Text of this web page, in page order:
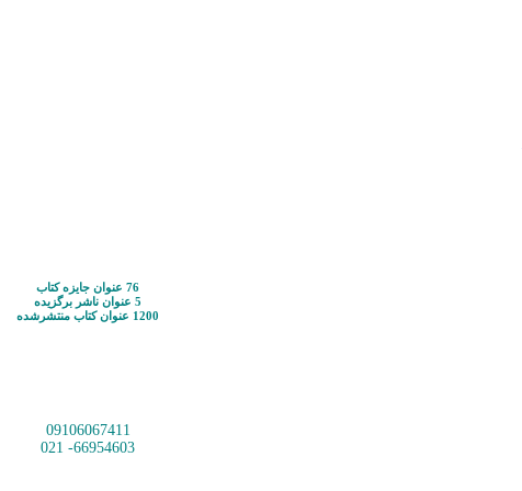
76 عنوان جایزه کتاب
5 عنوان ناشر برگزیده
1200 عنوان کتاب منتشرشده
09106067411
66954603- 021